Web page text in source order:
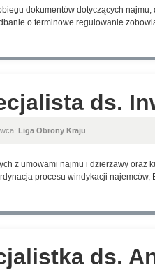
dokumentów dotyczących
o terminowe regulowanie
ds.
Liga Obrony Kraju
z umowami najmu i dzierżawy
procesu windykacji najemców,
ds.